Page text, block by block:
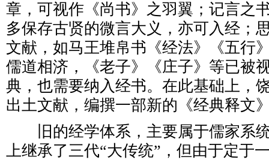
章，可视作《尚书》之羽翼；记言之
多保存古贤的微言大义，亦可入经；
文献，如马王堆帛书《经法》《五行
儒道相济，《老子》《庄子》等已被
典，也需要纳入经书。在此基础上，
出土文献，编撰一部新的《经典释文
旧的经学体系，主要属于儒家系
上继承了三代“大传统”，但由于定于